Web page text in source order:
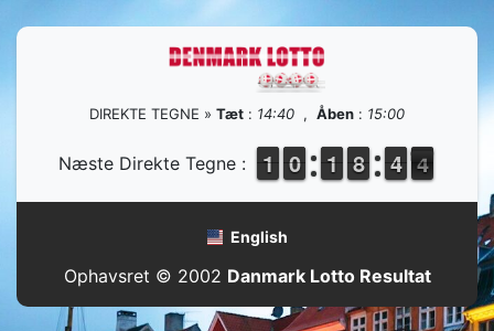
DIREKTE TEGNE » Tæt : 14:40 , Åben : 15:00
Næste Direkte Tegne : 1
1
1
1 9
9
0
0 1
1
1
1 7
7
8
8 3
3
4
4 4
3
English
Ophavsret © 2002 Danmark Lotto Resultat